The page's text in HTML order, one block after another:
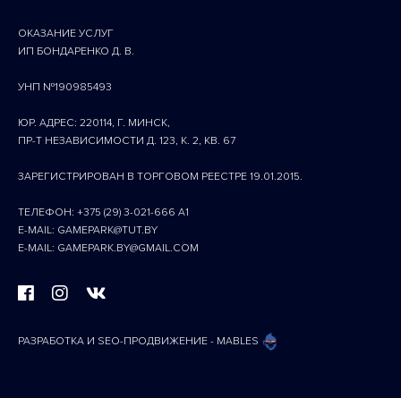
ОКАЗАНИЕ УСЛУГ
ИП БОНДАРЕНКО Д. В.
УНП №190985493
ЮР. АДРЕС: 220114, Г. МИНСК,
ПР-Т НЕЗАВИСИМОСТИ Д. 123, К. 2, КВ. 67
ЗАРЕГИСТРИРОВАН В ТОРГОВОМ РЕЕСТРЕ 19.01.2015.
ТЕЛЕФОН: +375 (29) 3-021-666 A1
E-MAIL: GAMEPARK@TUT.BY
E-MAIL: GAMEPARK.BY@GMAIL.COM
РАЗРАБОТКА И SEO-ПРОДВИЖЕНИЕ - MABLES